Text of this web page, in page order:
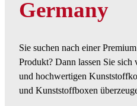
Germany
Sie suchen nach einer
Produkt? Dann lassen Sie sich
und hochwertigen
und Kunststoffboxen